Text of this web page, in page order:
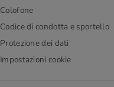
Colofone
Codice di condotta e sportello
Protezione dei dati
Impostazioni cookie